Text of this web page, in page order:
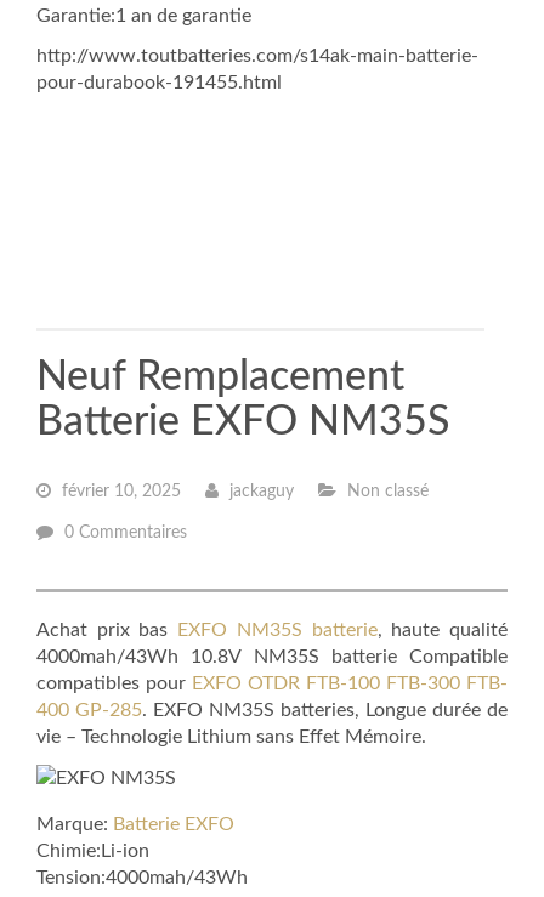
Garantie:1 an de garantie
http://www.toutbatteries.com/s14ak-main-batterie-
pour-durabook-191455.html
Neuf Remplacement
Batterie EXFO NM35S
février 10, 2025 jackaguy Non classé
0 Commentaires
Achat prix bas EXFO NM35S batterie, haute qualité
4000mah/43Wh 10.8V NM35S batterie Compatible
compatibles pour EXFO OTDR FTB-100 FTB-300 FTB-
400 GP-285. EXFO NM35S batteries, Longue durée de
vie – Technologie Lithium sans Effet Mémoire.
Marque: Batterie EXFO
Chimie:Li-ion
Tension:4000mah/43Wh